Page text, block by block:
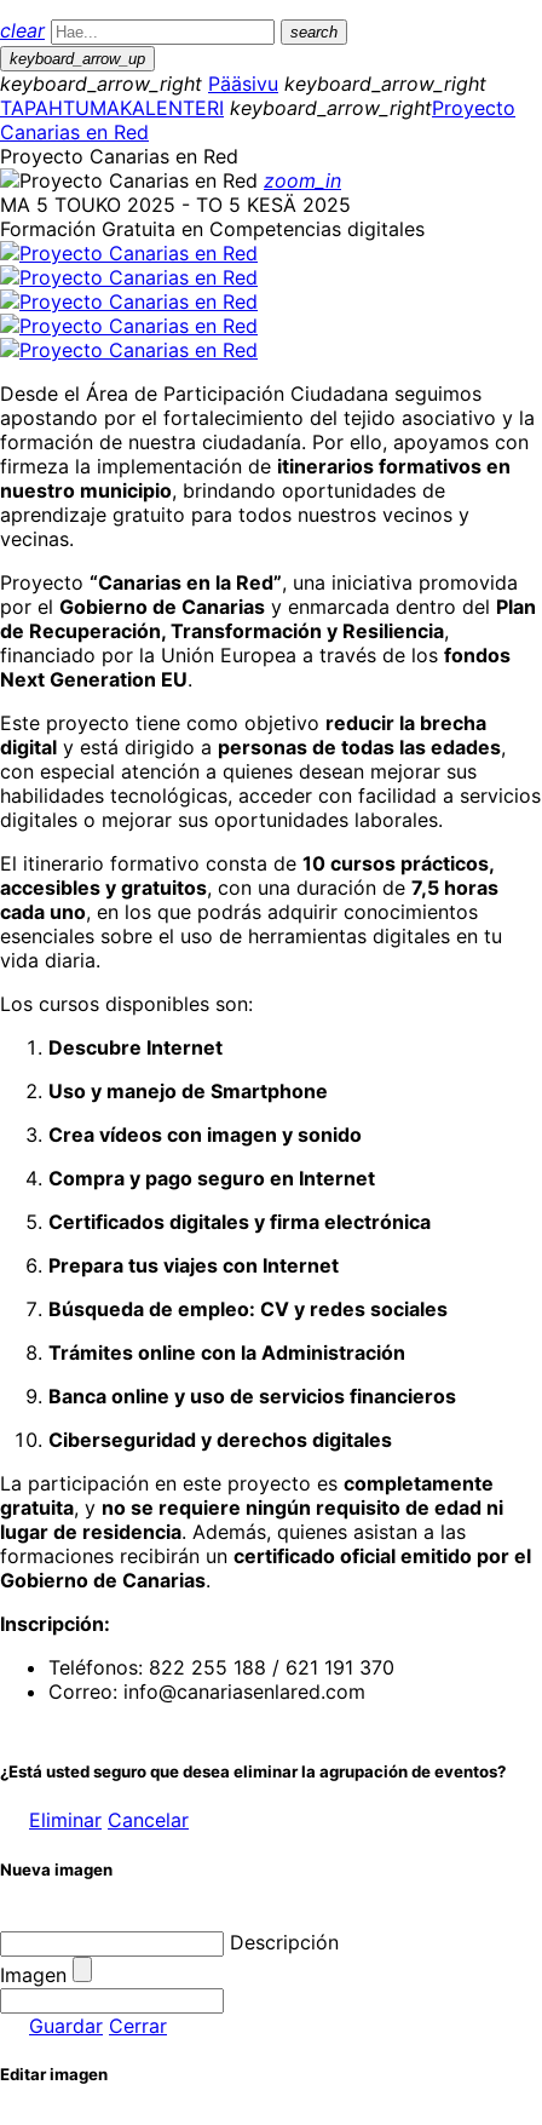
clear
search
keyboard_arrow_up
keyboard_arrow_right Pääsivu keyboard_arrow_right
TAPAHTUMAKALENTERI keyboard_arrow_rightProyecto
Canarias en Red
Proyecto Canarias en Red
zoom_in
MA 5 TOUKO 2025 - TO 5 KESÄ 2025
Formación Gratuita en Competencias digitales
Desde el Área de Participación Ciudadana seguimos
apostando por el fortalecimiento del tejido asociativo y la
formación de nuestra ciudadanía. Por ello, apoyamos con
firmeza la implementación de itinerarios formativos en
nuestro municipio, brindando oportunidades de
aprendizaje gratuito para todos nuestros vecinos y
vecinas.
Proyecto “Canarias en la Red”, una iniciativa promovida
por el Gobierno de Canarias y enmarcada dentro del Plan
de Recuperación, Transformación y Resiliencia,
financiado por la Unión Europea a través de los fondos
Next Generation EU.
Este proyecto tiene como objetivo reducir la brecha
digital y está dirigido a personas de todas las edades,
con especial atención a quienes desean mejorar sus
habilidades tecnológicas, acceder con facilidad a servicios
digitales o mejorar sus oportunidades laborales.
El itinerario formativo consta de 10 cursos prácticos,
accesibles y gratuitos, con una duración de 7,5 horas
cada uno, en los que podrás adquirir conocimientos
esenciales sobre el uso de herramientas digitales en tu
vida diaria.
Los cursos disponibles son:
Descubre Internet
Uso y manejo de Smartphone
Crea vídeos con imagen y sonido
Compra y pago seguro en Internet
Certificados digitales y firma electrónica
Prepara tus viajes con Internet
Búsqueda de empleo: CV y redes sociales
Trámites online con la Administración
Banca online y uso de servicios financieros
Ciberseguridad y derechos digitales
La participación en este proyecto es completamente
gratuita, y no se requiere ningún requisito de edad ni
lugar de residencia. Además, quienes asistan a las
formaciones recibirán un certificado oficial emitido por el
Gobierno de Canarias.
Inscripción:
Teléfonos: 822 255 188 / 621 191 370
Correo: info@canariasenlared.com
¿Está usted seguro que desea eliminar la agrupación de eventos?
Eliminar Cancelar
Nueva imagen
Descripción
Imagen
Guardar Cerrar
Editar imagen